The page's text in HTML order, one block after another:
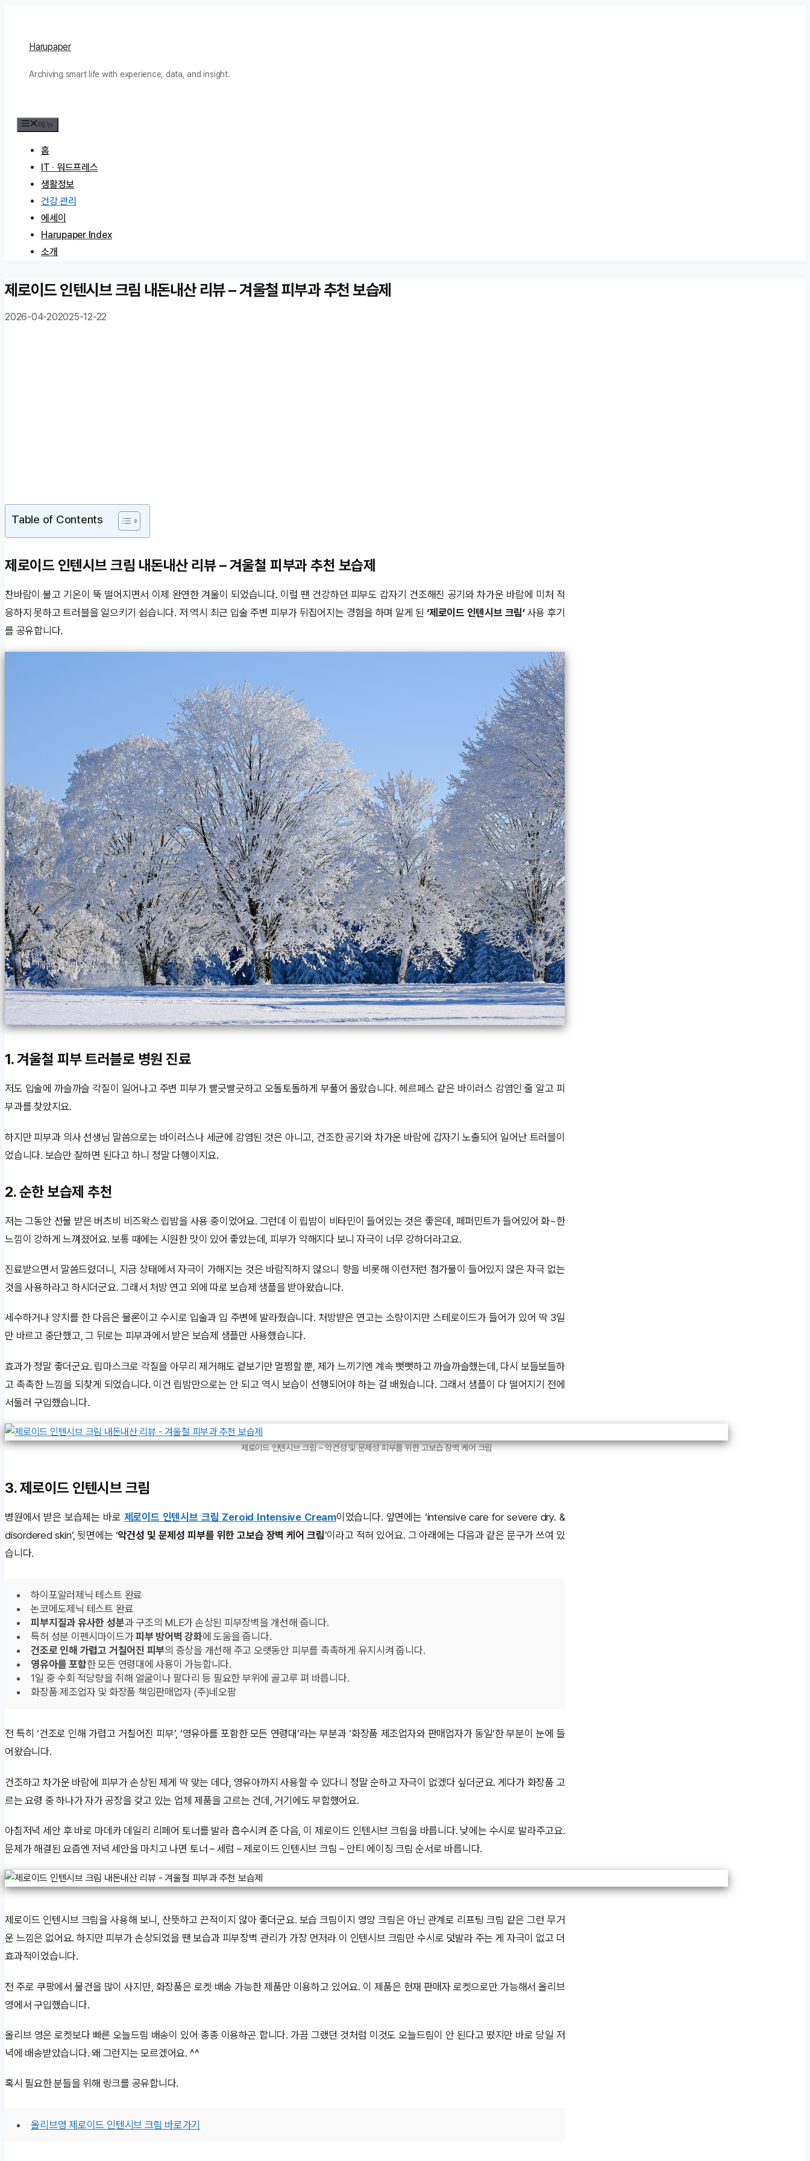
Harupaper
Archiving smart life with experience, data, and insight.
메뉴
홈
IT · 워드프레스
생활정보
건강 관리
에세이
Harupaper Index
소개
제로이드 인텐시브 크림 내돈내산 리뷰 – 겨울철 피부과 추천 보습제
2026-04-202025-12-22
Table of Contents
제로이드 인텐시브 크림 내돈내산 리뷰 – 겨울철 피부과 추천 보습제
찬바람이 불고 기온이 뚝 떨어지면서 이제 완연한 겨울이 되었습니다. 이럴 땐 건강하던 피부도 갑자기 건조해진 공기와 차가운 바람에 미처 적
응하지 못하고 트러블을 일으키기 쉽습니다. 저 역시 최근 입술 주변 피부가 뒤집어지는 경험을 하며 알게 된‘제로이드 인텐시브 크림’사용 후기
를 공유합니다.
1. 겨울철 피부 트러블로 병원 진료
저도 입술에 까슬까슬 각질이 일어나고 주변 피부가 빨긋빨긋하고 오돌토돌하게 부풀어 올랐습니다. 헤르페스 같은 바이러스 감염인 줄 알고 피
부과를 찾았지요.
하지만 피부과 의사 선생님 말씀으로는 바이러스나 세균에 감염된 것은 아니고, 건조한 공기와 차가운 바람에 갑자기 노출되어 일어난 트러블이
었습니다. 보습만 잘하면 된다고 하니 정말 다행이지요.
2. 순한 보습제 추천
저는 그동안 선물 받은 버츠비 비즈왁스 립밤을 사용 중이었어요. 그런데 이 립밤이 비타민이 들어있는 것은 좋은데, 페퍼민트가 들어있어 화~한
느낌이 강하게 느껴졌어요. 보통 때에는 시원한 맛이 있어 좋았는데, 피부가 약해지다 보니 자극이 너무 강하더라고요.
진료받으면서 말씀드렸더니, 지금 상태에서 자극이 가해지는 것은 바람직하지 않으니 향을 비롯해 이런저런 첨가물이 들어있지 않은 자극 없는
것을 사용하라고 하시더군요. 그래서 처방 연고 외에 따로 보습제 샘플을 받아왔습니다.
세수하거나 양치를 한 다음은 물론이고 수시로 입술과 입 주변에 발라줬습니다. 처방받은 연고는 소량이지만 스테로이드가 들어가 있어 딱 3일
만 바르고 중단했고, 그 뒤로는 피부과에서 받은 보습제 샘플만 사용했습니다.
효과가 정말 좋더군요. 립마스크로 각질을 아무리 제거해도 겉보기만 멀쩡할 뿐, 제가 느끼기엔 계속 뻣뻣하고 까슬까슬했는데, 다시 보들보들하
고 촉촉한 느낌을 되찾게 되었습니다. 이건 립밤만으로는 안 되고 역시 보습이 선행되어야 하는 걸 배웠습니다. 그래서 샘플이 다 떨어지기 전에
서둘러 구입했습니다.
제로이드 인텐시브 크림 – 악건성 및 문제성 피부를 위한 고보습 장벽 케어 크림
3. 제로이드 인텐시브 크림
병원에서 받은 보습제는 바로 제로이드 인텐시브 크림 Zeroid Intensive Cream이었습니다. 앞면에는 ‘intensive care for severe dry. &
disordered skin’, 뒷면에는 ‘악건성 및 문제성 피부를 위한 고보습 장벽 케어 크림‘이라고 적혀 있어요. 그 아래에는 다음과 같은 문구가 쓰여 있
습니다.
하이포알러제닉 테스트 완료
논코메도제닉 테스트 완료
피부지질과 유사한 성분과 구조의 MLE가 손상된 피부장벽을 개선해 줍니다.
특허 성분 이펜시마이드가피부 방어벽 강화에 도움을 줍니다.
건조로 인해 가렵고 거칠어진 피부의 증상을 개선해 주고 오랫동안 피부를 촉촉하게 유지시켜 줍니다.
영유아를 포함한 모든 연령대에 사용이 가능합니다.
1일 중 수회 적당량을 취해 얼굴이나 팔다리 등 필요한 부위에 골고루 펴 바릅니다.
화장품 제조업자 및 화장품 책임판매업자 (주)네오팜
전 특히 ‘건조로 인해 가렵고 거칠어진 피부’, ‘영유아를 포함한 모든 연령대’라는 부분과 ‘화장품 제조업자와 판매업자가 동일’한 부분이 눈에 들
어왔습니다.
건조하고 차가운 바람에 피부가 손상된 제게 딱 맞는 데다, 영유아까지 사용할 수 있다니 정말 순하고 자극이 없겠다 싶더군요. 게다가 화장품 고
르는 요령 중 하나가 자가 공장을 갖고 있는 업체 제품을 고르는 건데, 거기에도 부합했어요.
아침저녁 세안 후 바로 마데카 데일리 리페어 토너를 발라 흡수시켜 준 다음, 이 제로이드 인텐시브 크림을 바릅니다. 낮에는 수시로 발라주고요.
문제가 해결된 요즘엔 저녁 세안을 마치고 나면 토너 – 세럼 – 제로이드 인텐시브 크림 – 안티 에이징 크림 순서로 바릅니다.
제로이드 인텐시브 크림을 사용해 보니, 산뜻하고 끈적이지 않아 좋더군요. 보습 크림이지 영양 크림은 아닌 관계로 리프팅 크림 같은 그런 무거
운 느낌은 없어요. 하지만 피부가 손상되었을 땐 보습과 피부장벽 관리가 가장 먼저라 이 인텐시브 크림만 수시로 덧발라 주는 게 자극이 없고 더
효과적이었습니다.
전 주로 쿠팡에서 물건을 많이 사지만, 화장품은 로켓 배송 가능한 제품만 이용하고 있어요. 이 제품은 현재 판매자 로켓으로만 가능해서 올리브
영에서 구입했습니다.
올리브 영은 로켓보다 빠른 오늘드림 배송이 있어 종종 이용하곤 합니다. 가끔 그랬던 것처럼 이것도 오늘드림이 안 된다고 떴지만 바로 당일 저
녁에 배송받았습니다. 왜 그런지는 모르겠어요. ^^
혹시 필요한 분들을 위해 링크를 공유합니다.
올리브영 제로이드 인텐시브 크림 바로가기